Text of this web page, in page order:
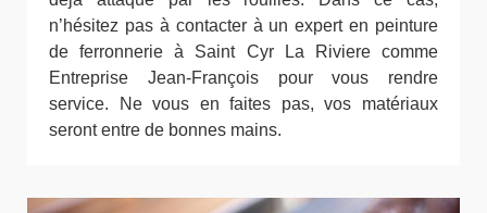
n’hésitez pas à contacter à un expert en peinture
de ferronnerie à Saint Cyr La Riviere comme
Entreprise Jean-François pour vous rendre
service. Ne vous en faites pas, vos matériaux
seront entre de bonnes mains.